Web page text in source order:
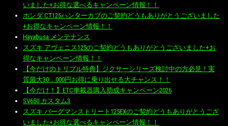
いました+お得な選べるキャンペーン情報！！
ホンダ CT125ハンターカブのご契約どうもありがとうございました
+お得なキャンペーン情報！！
Hayabusa メンテナンス
スズキ アヴェニス125のご契約どうもありがとうございました+お
得なキャンペーン情報！！
【今だけのトリプル特典】ジクサーシリーズ検討中の方必見！実
質最大30，000円お得に乗り出せる大チャンス！！
【今だけ！】ETC車載器購入助成キャンペーン2026
SV650 カスタム3
スズキ バーグマンストリート125EXのご契約どうもありがとうござ
いました+お得な選べるキャンペーン情報！！